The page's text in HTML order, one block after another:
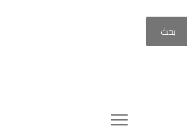
بحث
Menu